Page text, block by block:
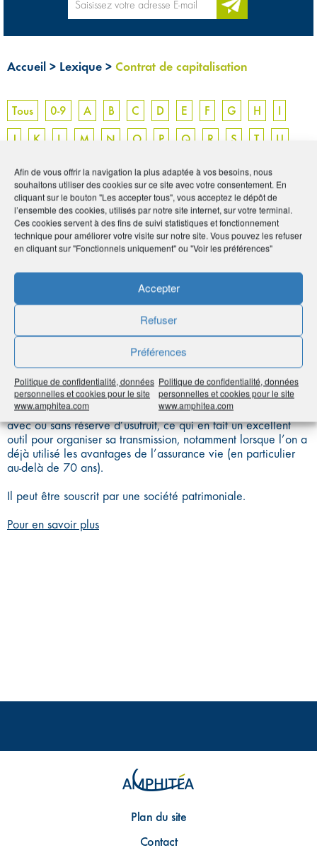
Afin de vous offrir la navigation la plus adaptée à vos besoins, nous
souhaitons utiliser des cookies sur ce site avec votre consentement. En
cliquant sur le bouton "Les accepter tous", vous acceptez le dépôt de
l’ensemble des cookies, utilisés par notre site internet, sur votre terminal.
Ces cookies servent à des fins de suivi statistiques et fonctionnement
technique pour améliorer votre visite sur notre site. Vous pouvez les refuser
en cliquant sur "Fonctionnels uniquement" ou "Voir les préférences"
Accepter
Refuser
Préférences
Politique de confidentialité, données
personnelles et cookies pour le site
www.amphitea.com
Politique de confidentialité, données
personnelles et cookies pour le site
www.amphitea.com
Accueil > Lexique > Contrat de capitalisation
Tous 0-9 A B C D E F G H
I
J
K L M N O P Q R S T
U
V
W X Y Z
CONTRAT DE
CAPITALISATION
Cousin germain du contrat d’assurance-vie, il en diffère par le
fait qu’il ne comporte pas d’assuré, ni de clause bénéficiaire.
En cas de décès, le contrat est transmis aux héritiers ou au
légataire du souscripteur, qui peuvent eux-mêmes le
conserver ou le racheter.
Il peut être transmis du vivant du souscripteur, par donation
avec ou sans réserve d’usufruit, ce qui en fait un excellent
outil pour organiser sa transmission, notamment lorsque l’on a
déjà utilisé les avantages de l’assurance vie (en particulier
au-delà de 70 ans).
Il peut être souscrit par une société patrimoniale.
Pour en savoir plus
Plan du site
Contact